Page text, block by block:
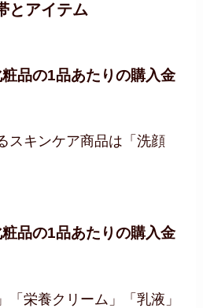
とアイテム
品の1品あたりの購入金
スキンケア商品は「洗顔
品の1品あたりの購入金
「栄養クリーム」「乳液」